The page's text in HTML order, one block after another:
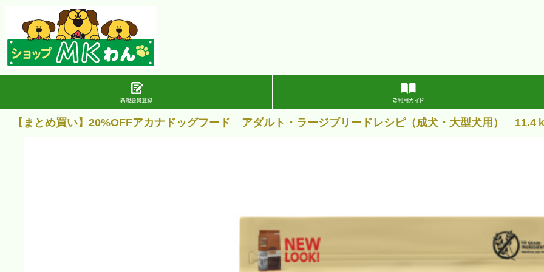
【まとめ買い】20%OFFアカナドッグフード アダルト・ラージブリードレシピ（成犬・大型犬用） 11.4